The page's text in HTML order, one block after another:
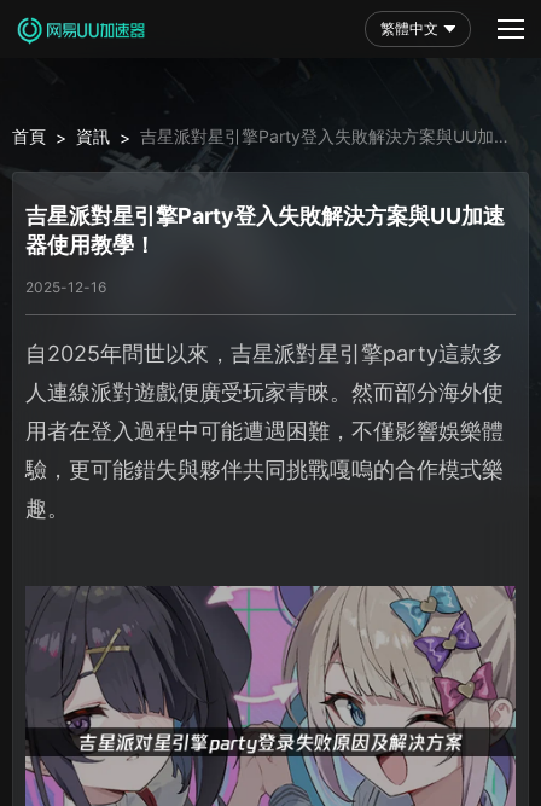
繁體中文
首頁 > 資訊 > 吉星派對星引擎Party登入失敗解決方案與UU加速
器使用教學！
吉星派對星引擎Party登入失敗解決方案與UU加速
器使用教學！
2025-12-16
自2025年問世以來，吉星派對星引擎party這款多
人連線派對遊戲便廣受玩家青睞。然而部分海外使
用者在登入過程中可能遭遇困難，不僅影響娛樂體
驗，更可能錯失與夥伴共同挑戰嘎嗚的合作模式樂
趣。